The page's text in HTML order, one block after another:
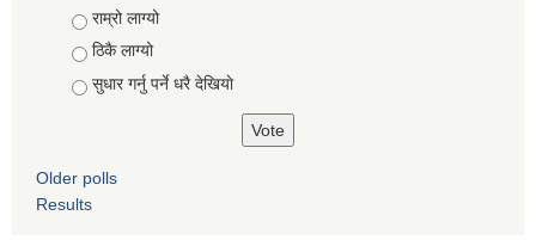
Choices
राम्रो लाग्यो
ठिकै लाग्यो
सुधार गर्नु पर्ने धरै देखियाे
Older polls
Results